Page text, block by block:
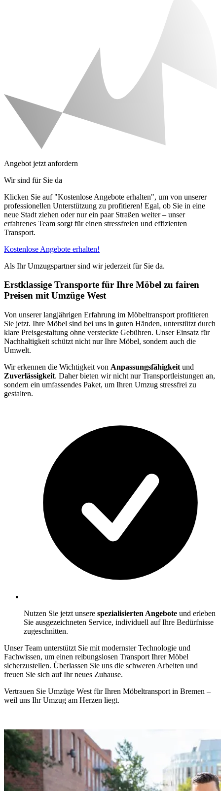
Angebot jetzt anfordern
Wir sind für Sie da
Klicken Sie auf "Kostenlose Angebote erhalten", um von unserer
professionellen Unterstützung zu profitieren! Egal, ob Sie in eine
neue Stadt ziehen oder nur ein paar Straßen weiter – unser
erfahrenes Team sorgt für einen stressfreien und effizienten
Transport.
Kostenlose Angebote erhalten!
Als Ihr Umzugspartner sind wir jederzeit für Sie da.
Erstklassige Transporte für Ihre Möbel zu fairen
Preisen mit Umzüge West
Von unserer langjährigen Erfahrung im Möbeltransport profitieren
Sie jetzt. Ihre Möbel sind bei uns in guten Händen, unterstützt durch
klare Preisgestaltung ohne versteckte Gebühren. Unser Einsatz für
Nachhaltigkeit schützt nicht nur Ihre Möbel, sondern auch die
Umwelt.
Wir erkennen die Wichtigkeit von Anpassungsfähigkeit und
Zuverlässigkeit. Daher bieten wir nicht nur Transportleistungen an,
sondern ein umfassendes Paket, um Ihren Umzug stressfrei zu
gestalten.
Nutzen Sie jetzt unsere spezialisierten Angebote und erleben
Sie ausgezeichneten Service, individuell auf Ihre Bedürfnisse
zugeschnitten.
Unser Team unterstützt Sie mit modernster Technologie und
Fachwissen, um einen reibungslosen Transport Ihrer Möbel
sicherzustellen. Überlassen Sie uns die schweren Arbeiten und
freuen Sie sich auf Ihr neues Zuhause.
Vertrauen Sie Umzüge West für Ihren Möbeltransport in Bremen –
weil uns Ihr Umzug am Herzen liegt.